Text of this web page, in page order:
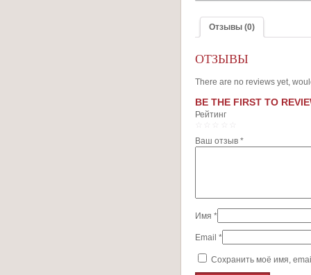
Отзывы (0)
ОТЗЫВЫ
There are no reviews yet,
BE THE FIRST TO
Рейтинг
Ваш отзыв *
Имя *
Email *
Сохранить моё имя,